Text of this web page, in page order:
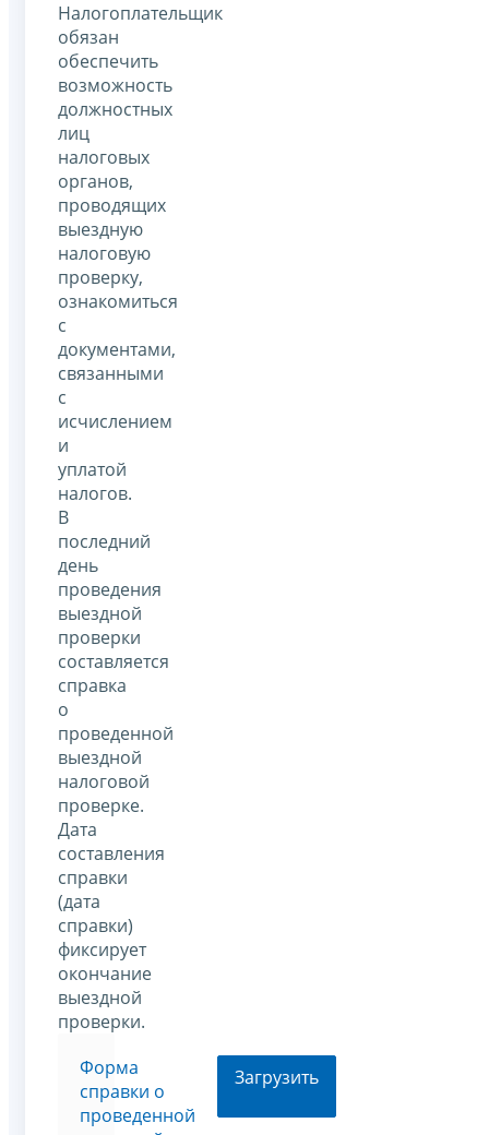
Налогоплательщик
обязан
обеспечить
возможность
должностных
лиц
налоговых
органов,
проводящих
выездную
налоговую
проверку,
ознакомиться
с
документами,
связанными
с
исчислением
и
уплатой
налогов.
В
последний
день
проведения
выездной
проверки
составляется
справка
о
проведенной
выездной
налоговой
проверке.
Дата
составления
справки
(дата
справки)
фиксирует
окончание
выездной
проверки.
Форма
справки о
проведенной
Загрузить